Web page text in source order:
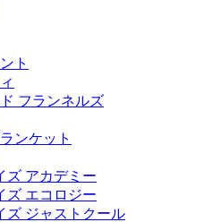
ト
フランネルズ
ンケット
ズ アカデミー
ズ エコロジー
ズ ジャストクール